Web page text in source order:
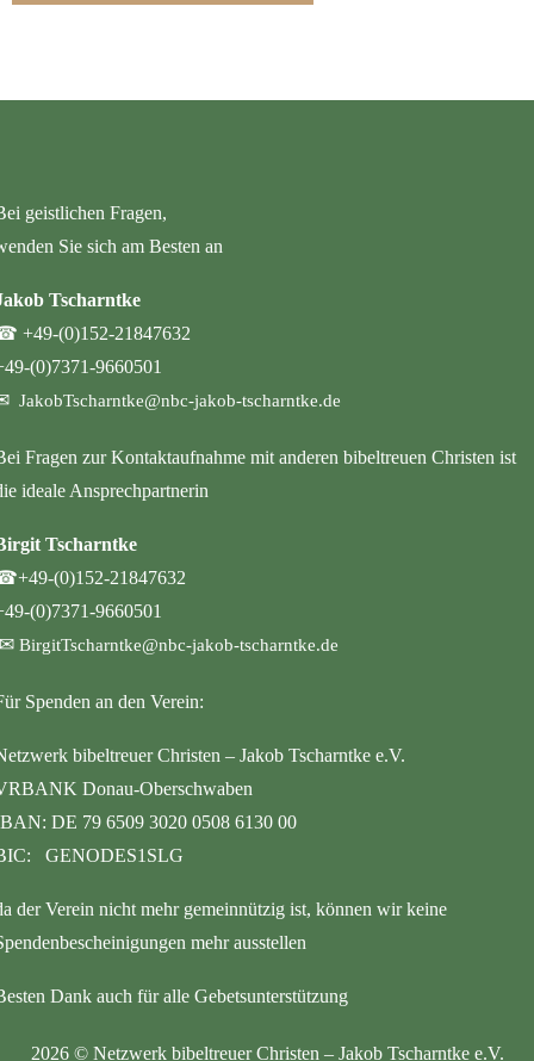
geistlichen Fragen,
Sie sich am Besten an
Tscharntke
+49-(0)152-21847632
(0)7371-9660501
JakobTscharntke@nbc-jakob-tscharntke.de
Fragen zur Kontaktaufnahme mit anderen bibeltreuen Christen ist
ideale Ansprechpartnerin
Tscharntke
+49-(0)152-21847632
(0)7371-9660501
BirgitTscharntke@nbc-jakob-tscharntke.de
Spenden an den Verein:
bibeltreuer Christen – Jakob Tscharntke e.V.
Donau-Oberschwaben
DE 79 6509 3020 0508 6130 00
GENODES1SLG
der Verein nicht mehr gemeinnützig ist, können wir keine
mehr ausstellen
Dank auch für alle Gebetsunterstützung
2026 © Netzwerk bibeltreuer Christen – Jakob Tscharntke e.V.